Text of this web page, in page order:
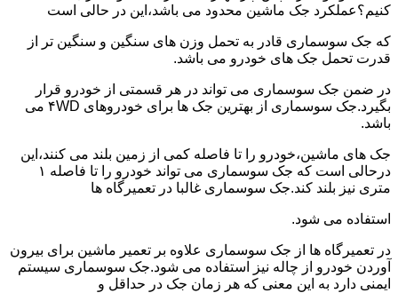
کنیم؟عملکرد جک ماشین محدود می باشد،این در حالی است
که جک سوسماری قادر به تحمل وزن های سنگین و سنگین تر از
قدرت تحمل جک های خودرو می باشد.
در ضمن جک سوسماری می تواند در هر قسمتی از خودرو قرار
بگیرد.جک سوسماری از بهترین جک ها برای خودروهای ۴WD می
باشد.
جک های ماشین،خودرو را تا فاصله کمی از زمین بلند می کنند،این
درحالی است که جک سوسماری می تواند خودرو را تا فاصله ۱
متری نیز بلند کند.جک سوسماری غالبا در تعمیرگاه ها
استفاده می شود.
در تعمیرگاه ها از جک سوسماری علاوه بر تعمیر ماشین برای بیرون
آوردن خودرو از چاله نیز استفاده می شود.جک سوسماری سیستم
ایمنی دارد به این معنی که هر زمان جک در حداقل و